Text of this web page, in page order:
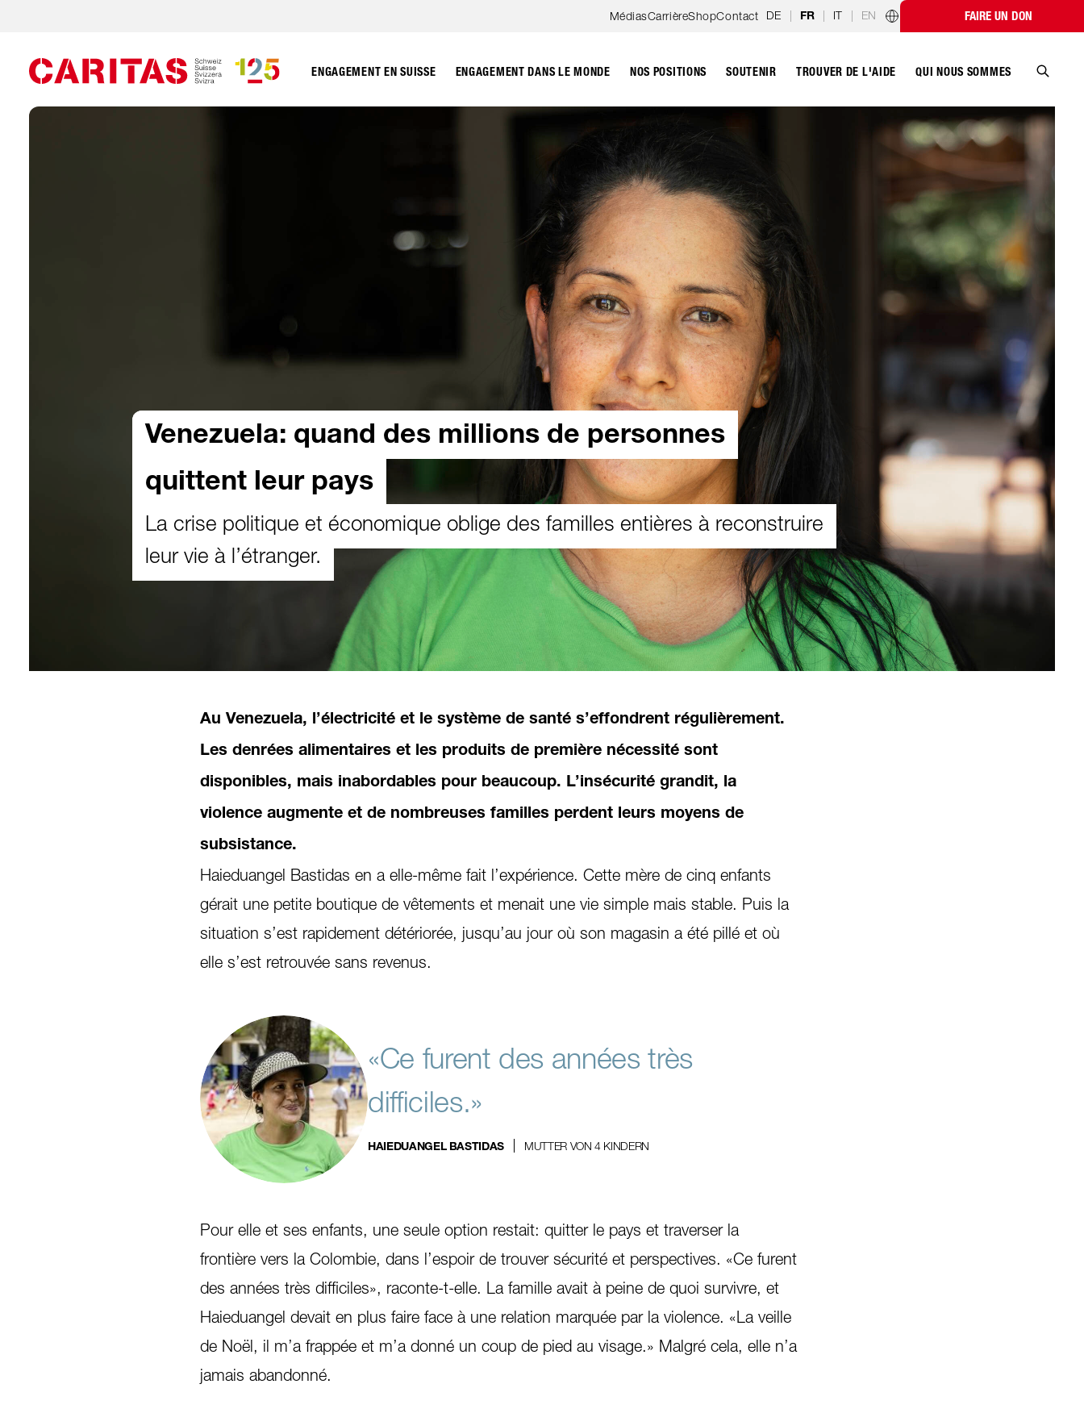
Aller au contenu
MédiasCarrièreShopContact DE | FR | IT | EN
Programmes par paysFAIRE UN DON
ENGAGEMENT EN SUISSE ENGAGEMENT DANS LE MONDE NOS POSITIONS SOUTENIR TROUVER DE L'AIDE QUI NOUS SOMMES
Venezuela: quand des millions de personnes
quittent leur pays
La crise politique et économique oblige des familles entières à reconstruire
leur vie à l’étranger.
Au Venezuela, l’électricité et le système de santé s’effondrent régulièrement.
Les denrées alimentaires et les produits de première nécessité sont
disponibles, mais inabordables pour beaucoup. L’insécurité grandit, la
violence augmente et de nombreuses familles perdent leurs moyens de
subsistance.
Haieduangel Bastidas en a elle-même fait l’expérience. Cette mère de cinq enfants
gérait une petite boutique de vêtements et menait une vie simple mais stable. Puis la
situation s’est rapidement détériorée, jusqu’au jour où son magasin a été pillé et où
elle s’est retrouvée sans revenus.
«Ce furent des années très
difficiles.»
HAIEDUANGEL BASTIDAS MUTTER VON 4 KINDERN
Pour elle et ses enfants, une seule option restait: quitter le pays et traverser la
frontière vers la Colombie, dans l’espoir de trouver sécurité et perspectives. «Ce furent
des années très difficiles», raconte-t-elle. La famille avait à peine de quoi survivre, et
Haieduangel devait en plus faire face à une relation marquée par la violence. «La veille
de Noël, il m’a frappée et m’a donné un coup de pied au visage.» Malgré cela, elle n’a
jamais abandonné.